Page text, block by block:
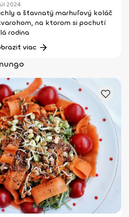
2024
a šťavnatý marhuľový koláč
na ktorom si pochutí
rodina
viac